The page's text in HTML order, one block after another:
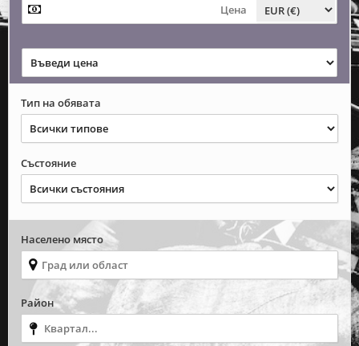
Тип на обявата
Състояние
Населено място
Район